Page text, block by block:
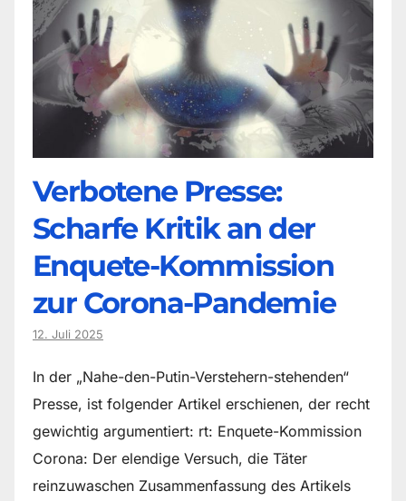
Verbotene Presse:
Scharfe Kritik an der
Enquete-Kommission
zur Corona-Pandemie
12. Juli 2025
In der „Nahe-den-Putin-Verstehern-stehenden“
Presse, ist folgender Artikel erschienen, der recht
gewichtig argumentiert: rt: Enquete-Kommission
Corona: Der elendige Versuch, die Täter
reinzuwaschen Zusammenfassung des Artikels